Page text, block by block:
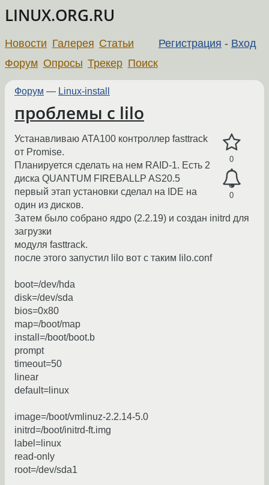
LINUX.ORG.RU
Регистрация - Вход
Новости Галерея Статьи
Форум Опросы Трекер Поиск
Форум — Linux-install
проблемы c lilo
0
0
Устанавливаю ATA100 контроллер fasttrack
от Promise.
Планируется сделать на нем RAID-1. Есть 2
диска QUANTUM FIREBALLP AS20.5
первый этап установки сделал на IDE на
один из дисков.
Затем было собрано ядро (2.2.19) и создан initrd для
загрузки
модуля fasttrack.
после этого запустил lilo вот с таким lilo.conf
boot=/dev/hda
disk=/dev/sda
bios=0x80
map=/boot/map
install=/boot/boot.b
prompt
timeout=50
linear
default=linux
image=/boot/vmlinuz-2.2.14-5.0
initrd=/boot/initrd-ft.img
label=linux
read-only
root=/dev/sda1